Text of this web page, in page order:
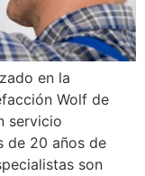
en la
Wolf de
servicio
de 20 años de
son